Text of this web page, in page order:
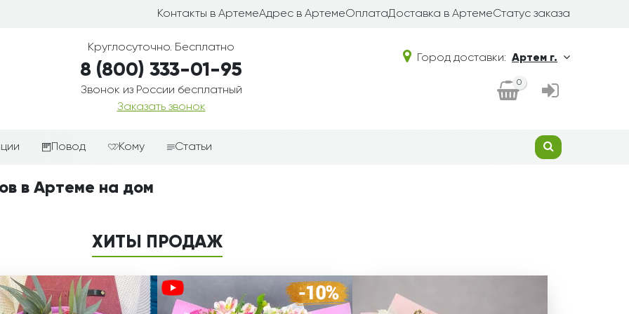
Контакты в АртемеАдрес в АртемеОплатаДоставка в АртемеСтатус заказа
Круглосуточно. Бесплатно
8 (800) 333-01-95
Звонок из России бесплатный
Заказать звонок
Город доставки: Артем г.
0
корзины
корзины
Повод
цветам
День рождения
Любовь
Просто так
Кому
Мужчине
Папе
Статьи
в Артеме на дом
ХИТЫ ПРОДАЖ